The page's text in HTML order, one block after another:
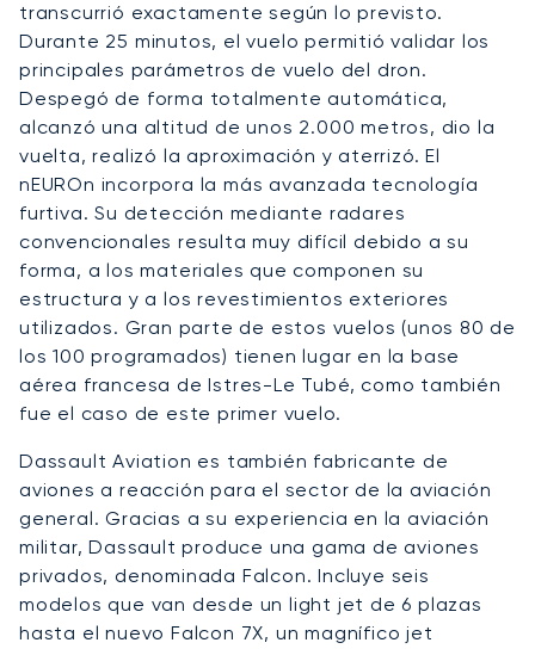
transcurrió exactamente según lo previsto.
Durante 25 minutos, el vuelo permitió validar los
principales parámetros de vuelo del dron.
Despegó de forma totalmente automática,
alcanzó una altitud de unos 2.000 metros, dio la
vuelta, realizó la aproximación y aterrizó. El
nEUROn incorpora la más avanzada tecnología
furtiva. Su detección mediante radares
convencionales resulta muy difícil debido a su
forma, a los materiales que componen su
estructura y a los revestimientos exteriores
utilizados. Gran parte de estos vuelos (unos 80 de
los 100 programados) tienen lugar en la base
aérea francesa de Istres-Le Tubé, como también
fue el caso de este primer vuelo.
Dassault Aviation es también fabricante de
aviones a reacción para el sector de la aviación
general. Gracias a su experiencia en la aviación
militar, Dassault produce una gama de aviones
privados, denominada Falcon. Incluye seis
modelos que van desde un light jet de 6 plazas
hasta el nuevo Falcon 7X, un magnífico jet